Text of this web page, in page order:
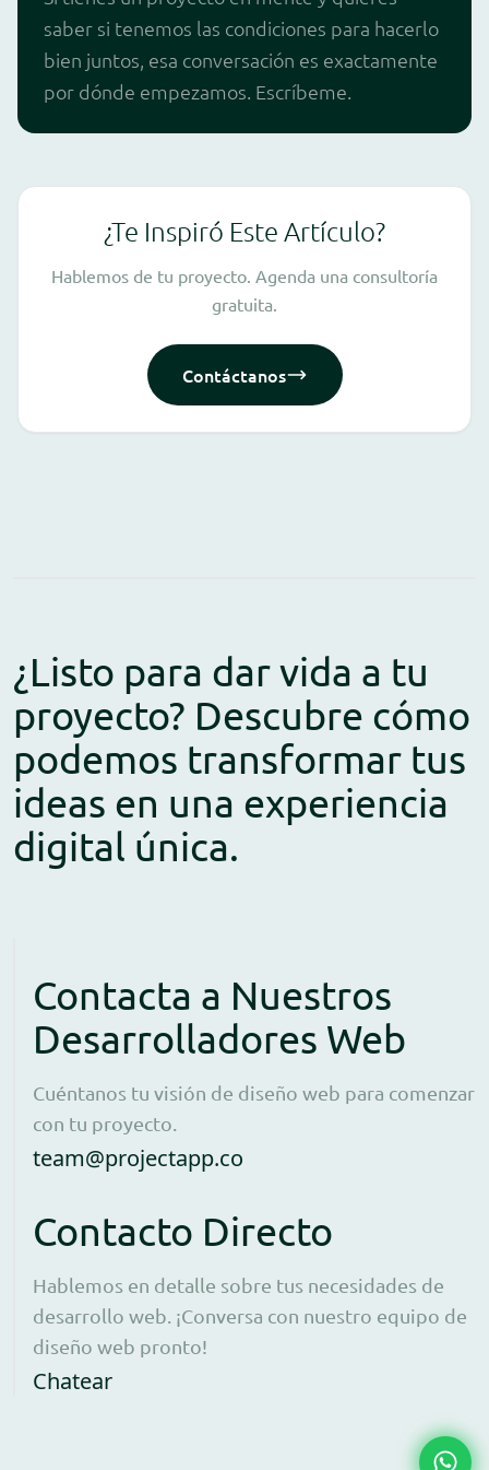
saber si tenemos las condiciones para hacerlo
bien juntos, esa conversación es exactamente
por dónde empezamos. Escríbeme.
¿Te Inspiró Este Artículo?
Hablemos de tu proyecto. Agenda una consultoría
gratuita.
Contáctanos
¿Listo para dar vida a tu
proyecto? Descubre cómo
podemos transformar tus
ideas en una experiencia
digital única.
Contacta a Nuestros
Desarrolladores Web
Cuéntanos tu visión de diseño web para comenzar
con tu proyecto.
team@projectapp.co
Contacto Directo
Hablemos en detalle sobre tus necesidades de
desarrollo web. ¡Conversa con nuestro equipo de
diseño web pronto!
ChatearOpens WhatsApp in a new window